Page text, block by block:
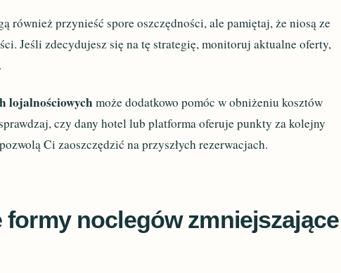
również przynieść spore oszczędności, ale pamiętaj, że niosą ze
Jeśli zdecydujesz się na tę strategię, monitoruj aktualne oferty,
lojalnościowych może dodatkowo pomóc w obniżeniu kosztów
czy dany hotel lub platforma oferuje punkty za kolejny
Ci zaoszczędzić na przyszłych rezerwacjach.
noclegów zmniejszające